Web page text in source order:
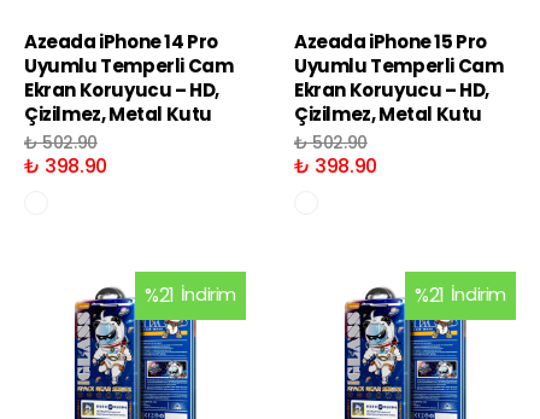
Azeada iPhone 14 Pro
Uyumlu Temperli Cam
Ekran Koruyucu – HD,
Çizilmez, Metal Kutu
₺ 502.90
₺ 398.90
Azeada iPhone 15 Pro
Uyumlu Temperli Cam
Ekran Koruyucu – HD,
Çizilmez, Metal Kutu
₺ 502.90
₺ 398.90
%21 İndirim %21 İndirim